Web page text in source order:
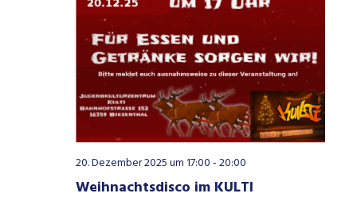
Weihnachtsdisco im KULTI
20. Dezember 2025 um 17:00-20:00